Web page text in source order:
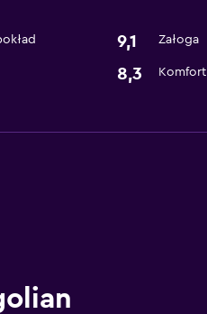
9,1 Załoga
8,3 Komfort